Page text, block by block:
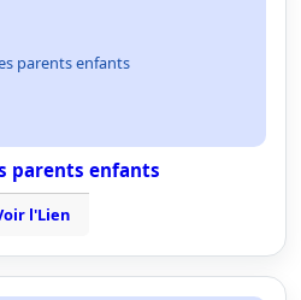
parents enfants
parents enfants
l'Lien